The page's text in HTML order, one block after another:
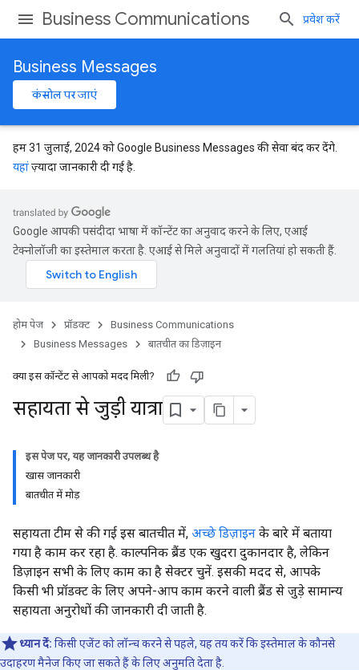
Business Communications प्रवेश करें
Business Messages
कंसोल पर जाएं
हम 31 जुलाई, 2024 को Google Business Messages की सेवा बंद कर देंगे.
यहांज़्यादा जानकारी दी गई है.
Google आपकी पसंदीदा भाषा में कॉन्टेंट का अनुवाद करने के लिए, एआई
टेक्नोलॉजी का इस्तेमाल करता है. एआई से मिले अनुवादों में गलतियां हो सकती हैं.
होम पेज प्रॉडक्ट
Business Communications
Business Messages
बातचीत का डिज़ाइन
क्या इस कॉन्टेंट से आपको मदद मिली?
सहायता से जुड़ी यात्रा
इस पेज पर, यह जानकारी उपलब्ध है
खास जानकारी
बातचीत में मोड़
सहायता टीम से की गई इस बातचीत में, अच्छे डिज़ाइन के बारे में बताया
गया है काम कर रहा है. काल्पनिक ब्रैंड एक खुदरा दुकानदार है, लेकिन
डिज़ाइन सभी के लिए काम का है सेक्टर चुनें. इसकी मदद से, आपके
किसी भी प्रॉडक्ट के लिए अपने-आप काम करने वाली ब्रैंड से जुड़े सामान्य
सहायता अनुरोधों की जानकारी दी जाती है.
ध्यान दें: किसी एजेंट को लॉन्च करने से पहले, यह तय करें कि इस्तेमाल के कौनसे
उदाहरण मैनेज किए जा सकते हैं के लिए अनुमति देता है.